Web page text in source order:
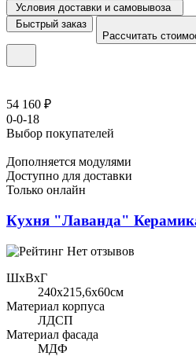
Условия доставки и самовывоза
Быстрый заказ
Рассчитать
54 160 ₽
0-0-18
Выбор покупателей
Дополняется модулями
Доступно для доставки
Только онлайн
Кухня "Лаванда"
Нет отзывов
ШхВхГ
240x215,6х60см
Материал корпуса
ЛДСП
Материал фасада
МДФ